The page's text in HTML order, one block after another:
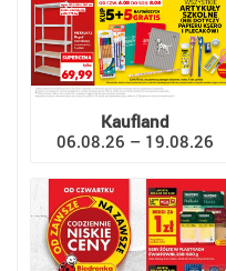
Kaufland
06.08.26 – 19.08.26